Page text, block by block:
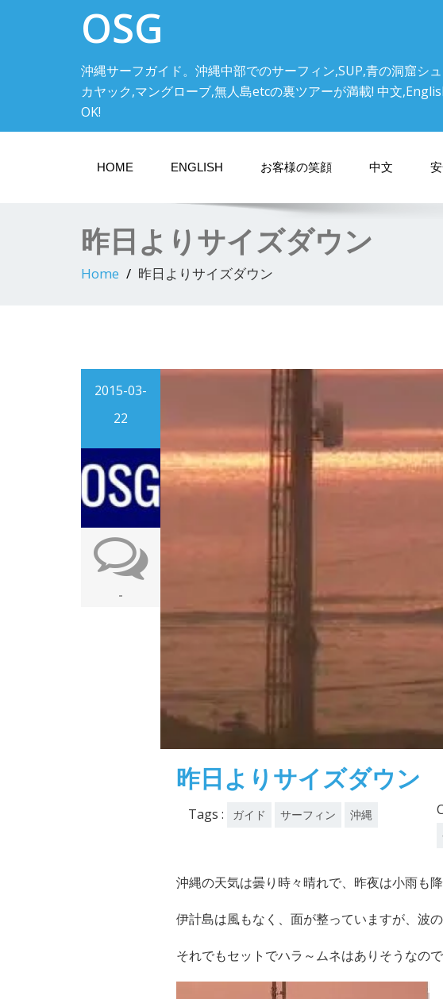
OSG
沖縄サーフガイド。沖縄中部でのサーフィン,SUP,青の洞窟シ
カヤック,マングローブ,無人島etcの裏ツアーが満載! 中文
OK!
HOME ENGLISH お客様の笑顔 中文
昨日よりサイズダウン
Home 昨日よりサイズダウン
2015-03-
22
-
昨日よりサイズダウン
Tags : ガイド サーフィン 沖縄
沖縄の天気は曇り時々晴れで、昨夜は小雨も降
伊計島は風もなく、面が整っていますが、波
それでもセットでハラ～ムネはありそうなの